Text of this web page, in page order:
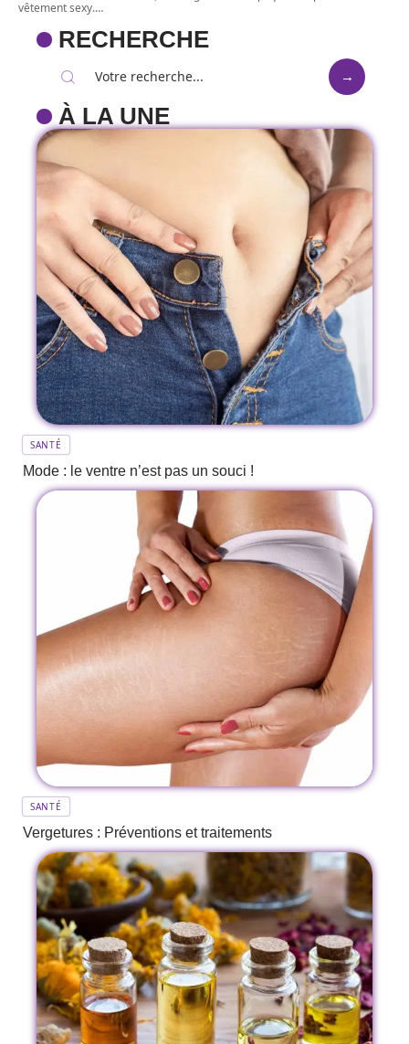
vêtement sexy.…
RECHERCHE
À LA UNE
SANTÉ
Mode : le ventre n’est pas un souci !
SANTÉ
Vergetures : Préventions et traitements